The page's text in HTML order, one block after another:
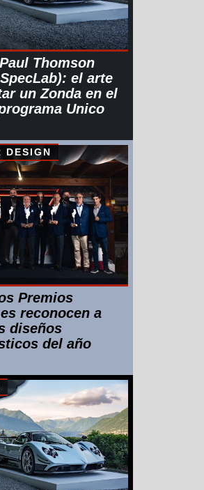
Thomson
el arte
un Zonda en el
Unico
DESIGN
Premios
reconocen a
diseños
del año